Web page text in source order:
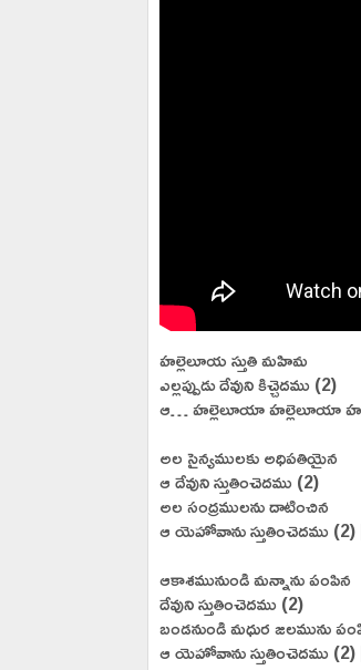
హల్లెలూయ స్తుతి మహిమ
ఎల్లప్పుడు దేవుని కిచ్చెదము (2)
ఆ… హల్లెలూయా హల్లెలూయా
అల సైన్యములకు అధిపతియైన
ఆ దేవుని స్తుతించెదము (2)
అల సంద్రములను దాటించిన
ఆ యెహోవాను స్తుతించెదము
ఆకాశమునుండి మన్నాను పంపిన
దేవుని స్తుతించెదము (2)
బండనుండి మధుర జలమును
ఆ యెహోవాను స్తుతించెదము